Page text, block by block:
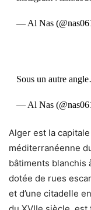
— Al Nas
Sous un autre
— Al Nas
Alger est la
méditerranéenne
bâtiments blanchis
dotée de rues
et d’une citadelle